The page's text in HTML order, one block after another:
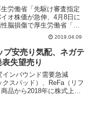
労働省「先駆け審査指定
オ株価が急伸、4月8日に
脳損傷で厚生労働省「先
制度」の対象品目に指定さ
い手掛かり材料。投資家は
ーの材料性と株価の値動
。三...
2019.04.09
プ安売り気配、ネガテ
失望売り
インバウンド需要急減
スパッド）、ReFa（リフ
品から2018年に株式上場